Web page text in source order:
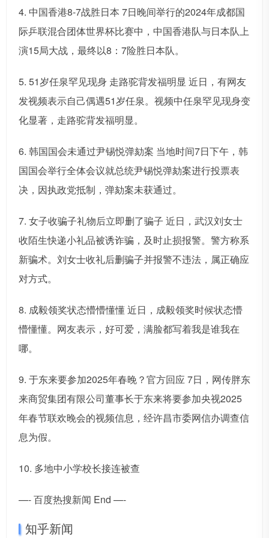
4. 中国香港8-7战胜日本 7日晚间举行的2024年成都国
际乒联混合团体世界杯比赛中，中国香港队与日本队上
演15局大战，最终以8：7险胜日本队。
5. 51岁任泉罕见现身 走路驼背发福明显 近日，有网友
发视频表示自己偶遇51岁任泉。视频中任泉罕见现身变
化显著，走路驼背发福明显。
6. 韩国国会未通过尹锡悦弹劾案 当地时间7日下午，韩
国国会举行全体会议就总统尹锡悦弹劾案进行投票表
决，因执政党抵制，弹劾案未获通过。
7. 女子收骗子礼物后立即删了骗子 近日，武汉刘女士
收陌生快递小礼品被诱诈骗，及时止损报警。警方称系
新骗术。刘女士收礼后删骗子并报警不违法，属正确应
对方式。
8. 成毅领奖状态懵懵懂懂 近日，成毅领奖时候状态懵
懵懂懂。网友表示，好可爱，满脸都写着我是谁我在
哪。
9. 于东来要参加2025年春晚？官方回应 7日，网传胖东
来商贸集团有限公司董事长于东来将要参加央视2025
年春节联欢晚会的视频信息，经许昌市委网信办调查信
息为假。
10. 多地中小学校长接连被查
—- 百度热搜新闻 End —-
知乎新闻